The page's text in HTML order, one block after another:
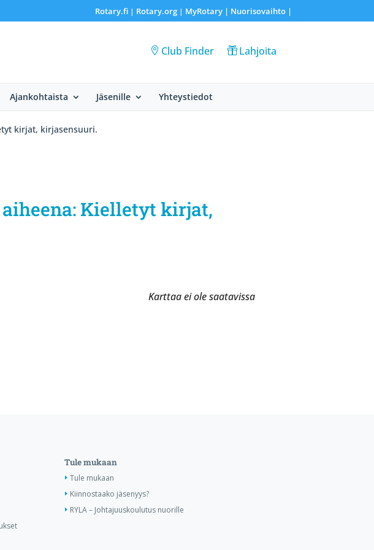
Rotary.fi| Rotary.org| MyRotary | Nuorisovaihto|
Club Finder Lahjoita
Ajankohtaista Jäsenille Yhteystiedot
kirjat, kirjasensuuri.
Kielletyt kirjat,
Karttaa ei ole saatavissa
Tule mukaan
Tule mukaan
Kiinnostaako jäsenyys?
RYLA – Johtajuuskoulutus nuorille